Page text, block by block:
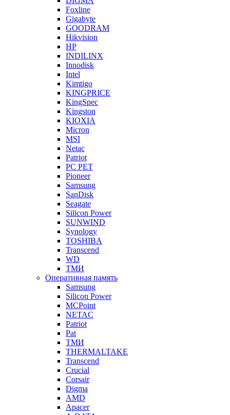
Foxline
Gigabyte
GOODRAM
Hikvision
HP
INDILINX
Innodisk
Intel
Kimtigo
KINGPRICE
KingSpec
Kingston
KIOXIA
Micron
MSI
Netac
Patriot
PC PET
Pioneer
Samsung
SanDisk
Seagate
Silicon Power
SUNWIND
Synology
TOSHIBA
Transcend
WD
ТМИ
Оперативная память
Samsung
Silicon Power
MCPoint
NETAC
Patriot
Pat
ТМИ
THERMALTAKE
Transcend
Crucial
Corsair
Digma
AMD
Apacer